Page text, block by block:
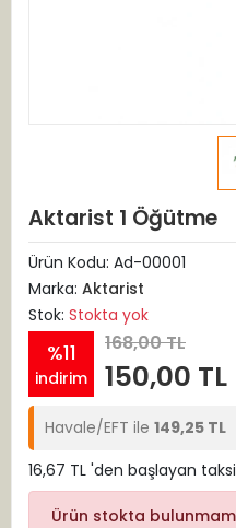
Aktarist 1 Öğütme
Ürün Kodu: Ad-00001
Marka: Aktarist
Stok: Stokta yok
%11
indirim
168,00 TL
150,00 TL
Havale/EFT ile 149,25 TL
16,67 TL 'den başlayan
Ürün stokta